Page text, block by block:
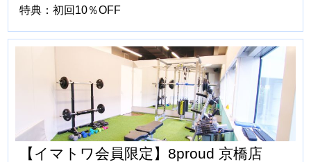
特典：初回10％OFF
【イマトワ会員限定】8proud 京橋店